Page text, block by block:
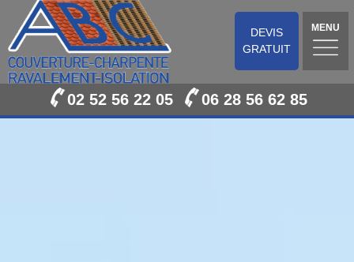
DEVIS
GRATUIT
MENU
02 52 56 22 05 06 28 56 62 85